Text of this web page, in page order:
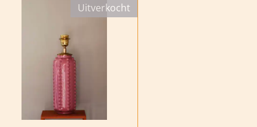
Uitverkocht